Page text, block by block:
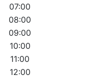
07:00
08:00
09:00
10:00
11:00
12:00